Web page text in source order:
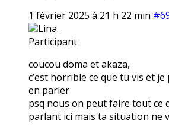
1 février 2025 à 21 h 22 min
Lina.
Participant
coucou doma et akaza,
c’est horrible ce que tu vis et
en parler
psq nous on peut faire tout ce
parlant ici mais ta situation ne